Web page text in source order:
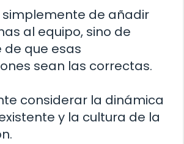
simplemente de añadir
al equipo, sino de
que esas
sean las correctas.
considerar la dinámica
y la cultura de la